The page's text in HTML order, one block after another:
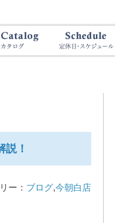
！
ー： ブログ,今朝白店